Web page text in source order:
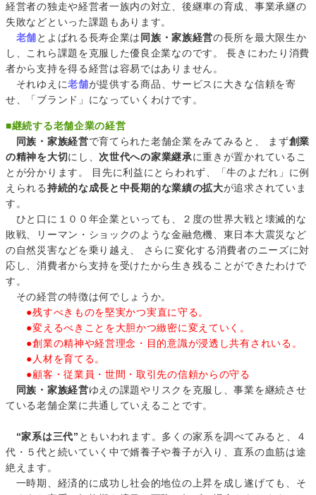
経営者の独走や経営者一族内の対立、後継車の育成、事業承継の
失敗などといった課題もあります。
老舗とよばれる長寿企業は 同族・家族経営の長所を最大限生か
し、これら課題を克服した優良企業なのです。 長きにわたり消費
者から支持を得る経営は容易ではありません。
それゆえに老舗が提供する商品、サービスに大きな信頼を寄
せ、「ブランド」になっていくわけです。
■継続する老舗企業の経営
同族・家族経営で育てられた老舗企業をみてみると、 まず創業
の精神を大切にし、次世代への家業継承に重きが置かれているこ
とが分かります。 目先に利益にとらわれず、「牛のよだれ」に例
えられる持続的な成長と中長期的な業績の拡大が追求されていま
す。
ひと口に１００年企業といっても、２度の世界大戦と壊滅的な
敗戦、リーマン・ショックのような金融危機、東日本大震災など
の自然災害などを乗り越え、 さらに変化する消費者のニーズに対
応し、消費者から支持を受けたから生き残ることができたわけで
す。
その経営の特徴は何でしょうか。
●残すべきものを堅実かつ実直に守る。
●変えるべきことを大胆かつ緻密に変えていく。
●創業の精神や経営理念・目的意識が浸透し共有されいる。
●人材を育てる。
●顧客・従業員・世間・取引先の信頼からの守る
同族・家族経営ゆえの課題やリスクを克服し、事業を継続させ
ている老舗企業に共通していえることです。
“家系は三代” ともいわれます。多くの家系を調べてみると、４
代・５代と続いていく中で婿養子や養子が入り、直系の血筋は途
絶えます。
一時期、経済的に成功し社会的地位の上昇を成し遂げても、そ